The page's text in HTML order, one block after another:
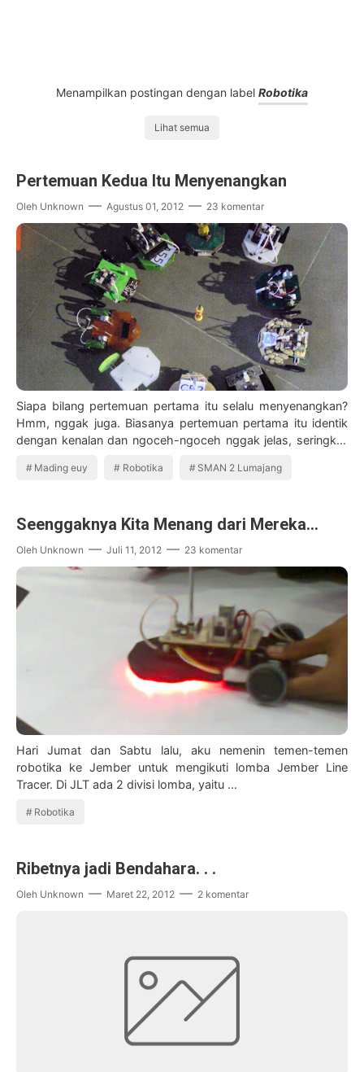
Menampilkan postingan dengan label Robotika
Lihat semua
Pertemuan Kedua Itu Menyenangkan
Oleh Unknown Agustus 01, 2012 23 komentar
Siapa bilang pertemuan pertama itu selalu menyenangkan?
Hmm, nggak juga. Biasanya pertemuan pertama itu identik
dengan kenalan dan ngoceh-ngoceh nggak jelas, seringkali
Mading euy Robotika SMAN 2 Lumajang
Seenggaknya Kita Menang dari Mereka...
Oleh Unknown Juli 11, 2012 23 komentar
Hari Jumat dan Sabtu lalu, aku nemenin temen-temen
robotika ke Jember untuk mengikuti lomba Jember Line
Tracer. Di JLT ada 2 divisi lomba, yaitu …
Robotika
Ribetnya jadi Bendahara. . .
Oleh Unknown Maret 22, 2012 2 komentar